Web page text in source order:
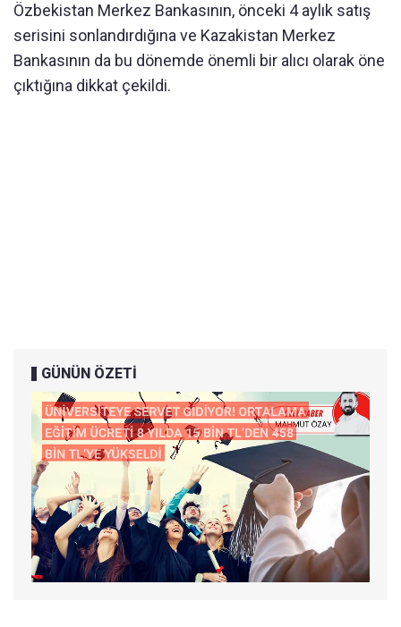
Özbekistan Merkez Bankasının, önceki 4 aylık satış
serisini sonlandırdığına ve Kazakistan Merkez
Bankasının da bu dönemde önemli bir alıcı olarak öne
çıktığına dikkat çekildi.
GÜNÜN ÖZETİ